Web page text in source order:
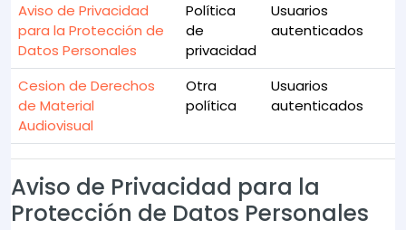
Aviso de Privacidad
para la Protección de
Datos Personales
Política
de
privacidad
Usuarios
autenticados
Cesion de Derechos
de Material
Audiovisual
Otra
política
Usuarios
autenticados
Aviso de Privacidad para la
Protección de Datos Personales